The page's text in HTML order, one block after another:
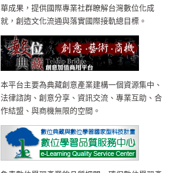
華成果，提供國際專業社群瞭解台灣數位化成
就，創造文化流通與落實國際接軌總目標。
本平台主要為典藏創意產業建構一個資源集中、
法律諮詢、創意分享、資訊交流、專業互助、合
作結盟、與商機無限的空間。